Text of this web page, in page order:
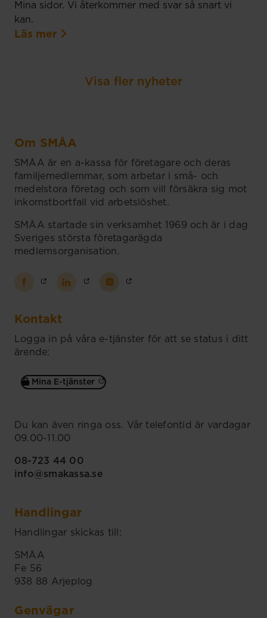
Mina sidor. Vi återkommer med svar så snart vi
kan.
Läs mer
Visa fler nyheter
Om SMÅA
SMÅA är en a-kassa för företagare och deras
familjemedlemmar, som arbetar i små- och
medelstora företag och som vill försäkra sig mot
inkomstbortfall vid arbetslöshet.
SMÅA startade sin verksamhet 1969 och är i dag
Sveriges största företagarägda
medlemsorganisation.
Kontakt
Logga in på våra e-tjänster för att se status i ditt
ärende:
Mina E-tjänster
Du kan även ringa oss. Vår telefontid är vardagar
09.00-11.00
08-723 44 00
info@smakassa.se
Handlingar
Handlingar skickas till:
SMÅA
Fe 56
938 88 Arjeplog
Genvägar